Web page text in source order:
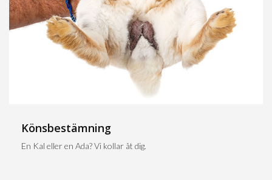
Könsbestämning
En Kal eller en Ada? Vi kollar åt dig.